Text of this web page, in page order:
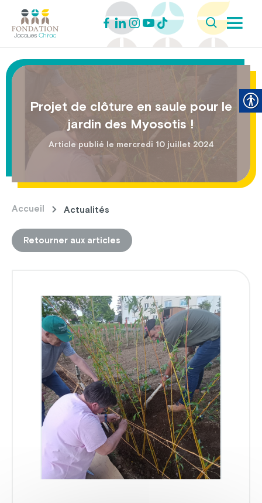
Projet de clôture en saule pour le
jardin des Myosotis !
Article publié le mercredi 10 juillet 2024
Accueil Actualités
Retourner aux articles